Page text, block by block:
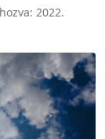
2022.